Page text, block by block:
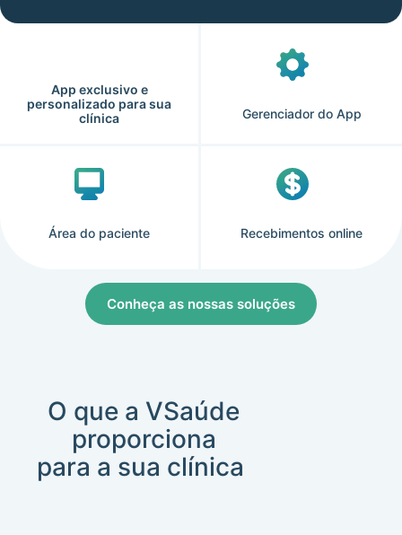
App exclusivo e
personalizado para sua
clínica
Gerenciador do App
Área do paciente Recebimentos online
Conheça as nossas soluções
O que a VSaúde
proporciona
para a sua clínica ​